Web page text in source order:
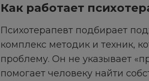
Как работает
Психотерапевт подбирает
комплекс методик и техник,
проблему. Он не указывает
помогает человеку найти